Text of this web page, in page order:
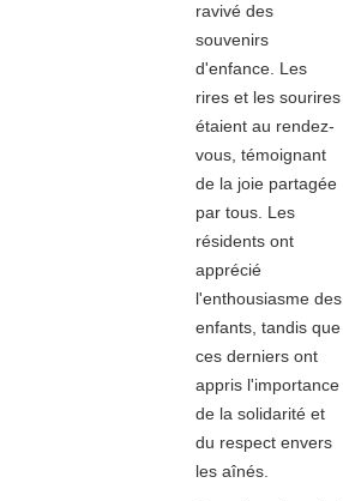
ravivé des
souvenirs
d'enfance. Les
rires et les sourires
étaient au rendez-
vous, témoignant
de la joie partagée
par tous. Les
résidents ont
apprécié
l'enthousiasme des
enfants, tandis que
ces derniers ont
appris l'importance
de la solidarité et
du respect envers
les aînés.